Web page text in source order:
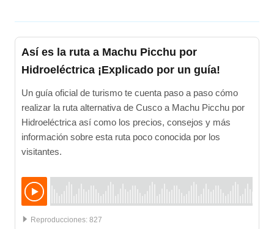
Así es la ruta a Machu Picchu por
Hidroeléctrica ¡Explicado por un guía!
Un guía oficial de turismo te cuenta paso a paso cómo
realizar la ruta alternativa de Cusco a Machu Picchu por
Hidroeléctrica así como los precios, consejos y más
información sobre esta ruta poco conocida por los
visitantes.
:827